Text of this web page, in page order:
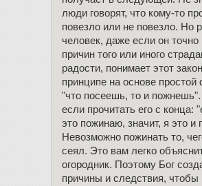
люди говорят, что кому-то
повезло или не повезло. Но
человек, даже если он точно
причин того или иного
радости, понимает этот
принципе на основе
"что посеешь, то и
если прочитать его с конца:
это пожинаю, значит, я это и
Невозможно пожинать то,
сеял. Это вам легко
огородник. Поэтому Бог
причины и следствия,